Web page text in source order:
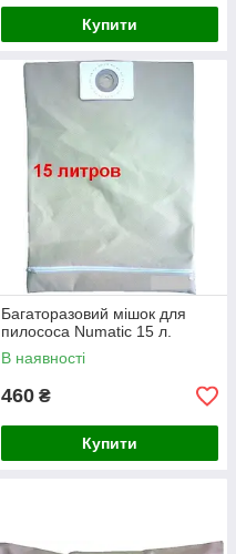
Купити
Багаторазовий мішок для
пилососа Numatic 15 л.
В наявності
460 ₴
Купити